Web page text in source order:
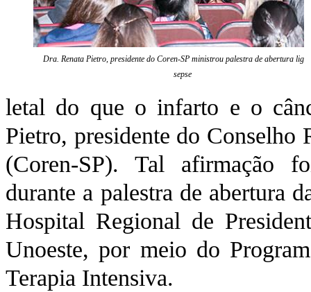
Dra. Renata Pietro, presidente do Coren-SP ministrou palestra de abertura
sepse
letal do que o infarto e o
Pietro, presidente do Conselho
(Coren-SP). Tal afirmação
durante a palestra de abertura
Hospital Regional de
Unoeste, por meio do
Terapia Intensiva.